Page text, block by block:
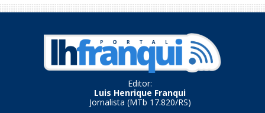
Editor:
Luis Henrique Franqui
Jornalista (MTb 17.820/RS)